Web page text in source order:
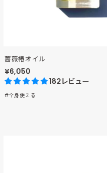
薔薇椿オイル
¥6,050
182レビュー
#全身使える